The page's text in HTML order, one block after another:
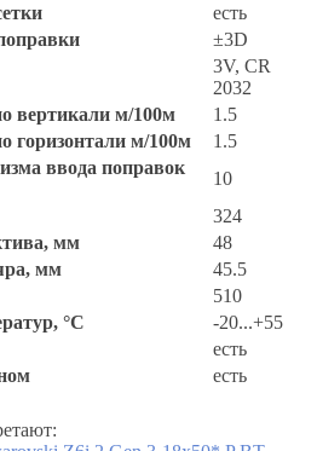
есть
±3D
3V, CR
2032
вертикали м/100м
1.5
горизонтали м/100м
1.5
ввода поправок
10
324
мм
48
мм
45.5
510
°C
-20...+55
есть
есть